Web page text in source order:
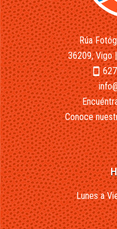
Rúa
36209, Vigo
smartphone
Conoce
Lunes a